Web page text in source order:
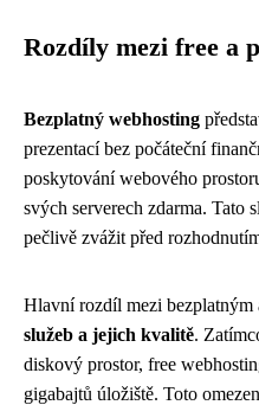
Rozdíly mezi free a
Bezplatný webhosting
prezentací bez počáteční
poskytování webového
svých serverech zdarma. Tato
pečlivě zvážit před
Hlavní rozdíl mezi
služeb a jejich kvalitě.
diskový prostor, free
gigabajtů úložiště. Toto